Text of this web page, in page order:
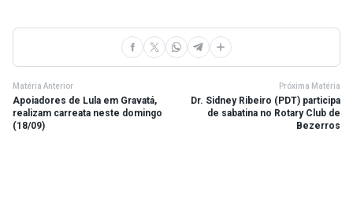
Matéria Anterior
Apoiadores de Lula em Gravatá,
realizam carreata neste domingo
(18/09)
Próxima Matéria
Dr. Sidney Ribeiro (PDT) participa
de sabatina no Rotary Club de
Bezerros